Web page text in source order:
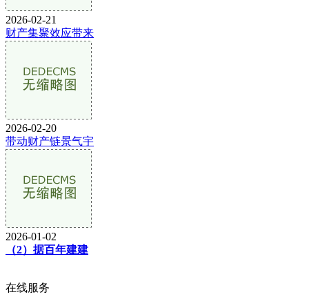
2026-02-21
财产集聚效应带来
2026-02-20
带动财产链景气宇
2026-01-02
（2）据百年建建
在线服务